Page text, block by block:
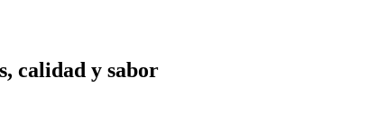
calidad y sabor